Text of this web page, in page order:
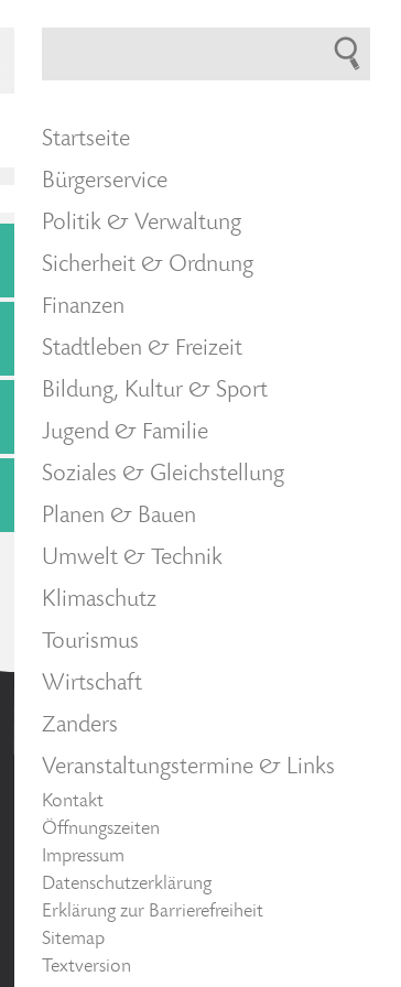
Startseite
Bürgerservice
Politik & Verwaltung
Sicherheit & Ordnung
Finanzen
Stadtleben & Freizeit
Bildung, Kultur & Sport
Jugend & Familie
Soziales & Gleichstellung
Planen & Bauen
Umwelt & Technik
Klimaschutz
Tourismus
Wirtschaft
Zanders
Veranstaltungstermine & Links
Kontakt
Öffnungszeiten
Impressum
Datenschutzerklärung
Erklärung zur Barrierefreiheit
Sitemap
Textversion